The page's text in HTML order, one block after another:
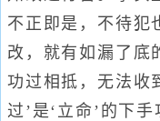
不正即是，不待犯
改，就有如漏了底
功过相抵，无法收
过’是‘立命’的下